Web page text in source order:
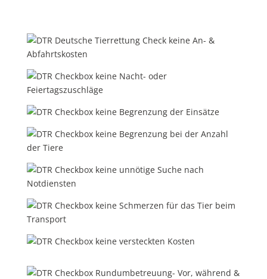
keine An- &
Abfahrtskosten
keine Nacht- oder
Feiertagszuschläge
keine Begrenzung der Einsätze
keine Begrenzung bei der Anzahl
der Tiere
keine unnötige Suche nach
Notdiensten
keine Schmerzen für das Tier beim
Transport
keine versteckten Kosten
Rundumbetreuung- Vor, während &